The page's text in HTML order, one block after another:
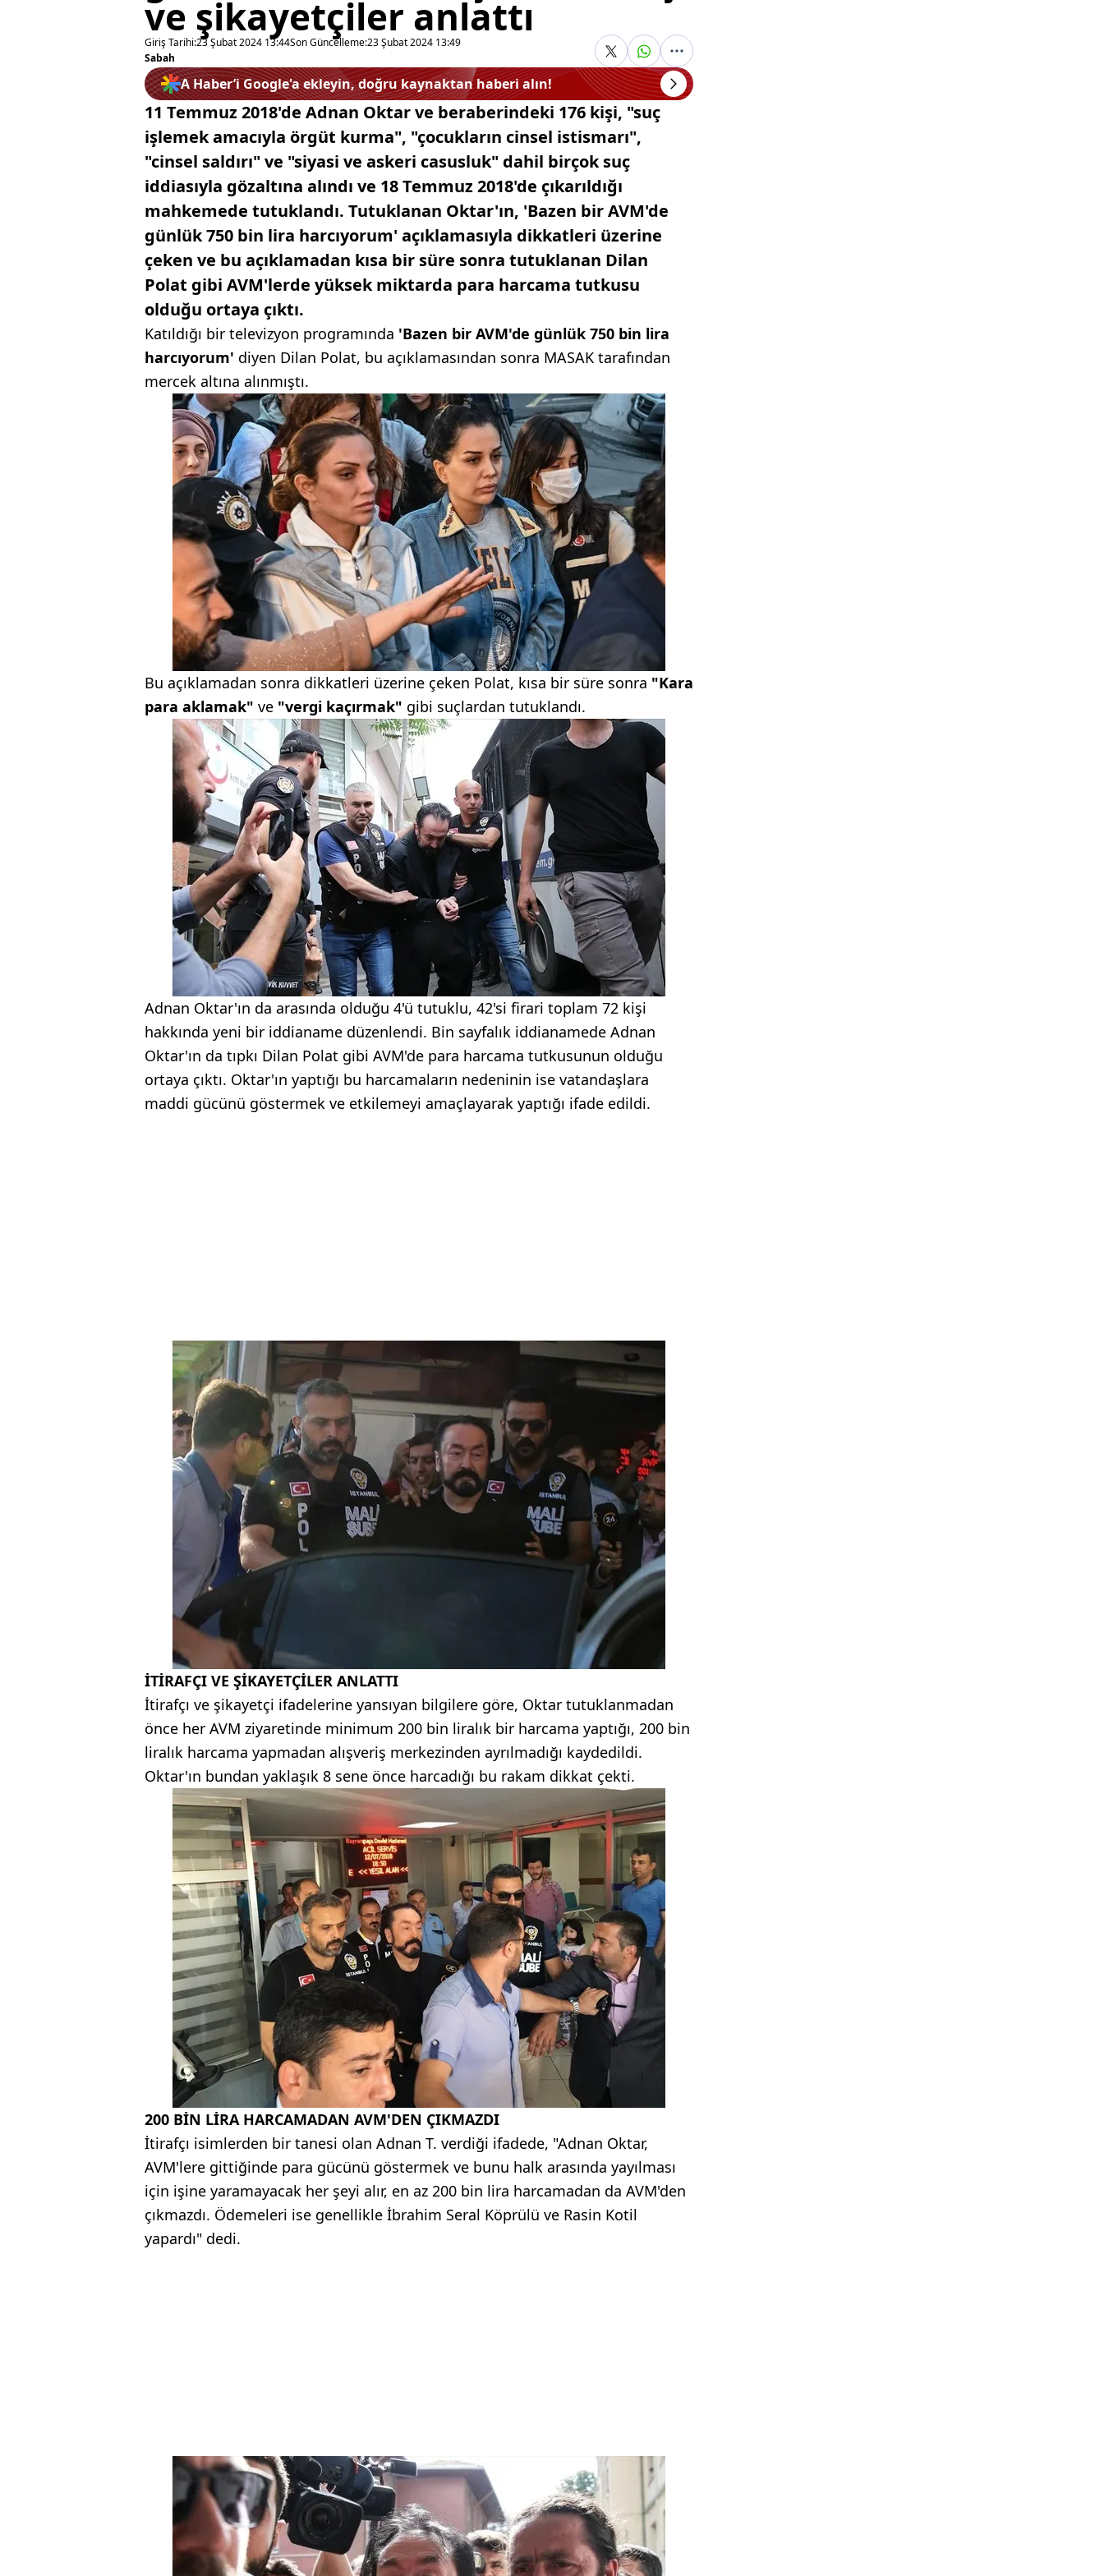
ve şikayetçiler anlattı
Giriş Tarihi:23 Şubat 2024 13:44Son Güncelleme:23 Şubat 2024 13:49
Sabah
A Haber’i Google'a ekleyin, doğru kaynaktan haberi alın!
11 Temmuz 2018'de Adnan Oktar ve beraberindeki 176 kişi, "suç
işlemek amacıyla örgüt kurma", "çocukların cinsel istismarı",
"cinsel saldırı" ve "siyasi ve askeri casusluk" dahil birçok suç
iddiasıyla gözaltına alındı ve 18 Temmuz 2018'de çıkarıldığı
mahkemede tutuklandı. Tutuklanan Oktar'ın, 'Bazen bir AVM'de
günlük 750 bin lira harcıyorum' açıklamasıyla dikkatleri üzerine
çeken ve bu açıklamadan kısa bir süre sonra tutuklanan Dilan
Polat gibi AVM'lerde yüksek miktarda para harcama tutkusu
olduğu ortaya çıktı.
Katıldığı bir televizyon programında 'Bazen bir AVM'de günlük 750 bin lira
harcıyorum' diyen Dilan Polat, bu açıklamasından sonra MASAK tarafından
mercek altına alınmıştı.
Bu açıklamadan sonra dikkatleri üzerine çeken Polat, kısa bir süre sonra "Kara
para aklamak" ve "vergi kaçırmak" gibi suçlardan tutuklandı.
Adnan Oktar'ın da arasında olduğu 4'ü tutuklu, 42'si firari toplam 72 kişi
hakkında yeni bir iddianame düzenlendi. Bin sayfalık iddianamede Adnan
Oktar'ın da tıpkı Dilan Polat gibi AVM'de para harcama tutkusunun olduğu
ortaya çıktı. Oktar'ın yaptığı bu harcamaların nedeninin ise vatandaşlara
maddi gücünü göstermek ve etkilemeyi amaçlayarak yaptığı ifade edildi.
İTİRAFÇI VE ŞİKAYETÇİLER ANLATTI
İtirafçı ve şikayetçi ifadelerine yansıyan bilgilere göre, Oktar tutuklanmadan
önce her AVM ziyaretinde minimum 200 bin liralık bir harcama yaptığı, 200 bin
liralık harcama yapmadan alışveriş merkezinden ayrılmadığı kaydedildi.
Oktar'ın bundan yaklaşık 8 sene önce harcadığı bu rakam dikkat çekti.
200 BİN LİRA HARCAMADAN AVM'DEN ÇIKMAZDI
İtirafçı isimlerden bir tanesi olan Adnan T. verdiği ifadede, "Adnan Oktar,
AVM'lere gittiğinde para gücünü göstermek ve bunu halk arasında yayılması
için işine yaramayacak her şeyi alır, en az 200 bin lira harcamadan da AVM'den
çıkmazdı. Ödemeleri ise genellikle İbrahim Seral Köprülü ve Rasin Kotil
yapardı" dedi.